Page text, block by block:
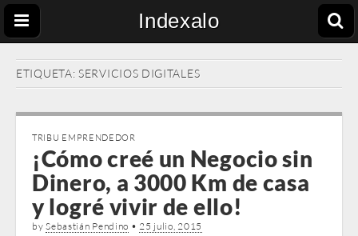
Indexalo
ETIQUETA: SERVICIOS DIGITALES
TRIBU EMPRENDEDOR
¡Cómo creé un Negocio sin
Dinero, a 3000 Km de casa
y logré vivir de ello!
bySebastián Pendino • 25 julio, 2015